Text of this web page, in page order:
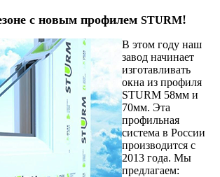
с новым профилем STURM!
В этом году наш
завод начинает
изготавливать
окна из профиля
STURM 58мм и
70мм. Эта
профильная
система в России
производится с
2013 года. Мы
предлагаем: